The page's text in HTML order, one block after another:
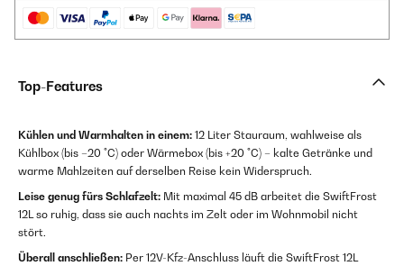
Top-Features
Kühlen und Warmhalten in einem: 12 Liter Stauraum, wahlweise als
Kühlbox (bis –20 °C) oder Wärmebox (bis +20 °C) – kalte Getränke und
warme Mahlzeiten auf derselben Reise kein Widerspruch.
Leise genug fürs Schlafzelt: Mit maximal 45 dB arbeitet die SwiftFrost
12L so ruhig, dass sie auch nachts im Zelt oder im Wohnmobil nicht
stört.
Überall anschließen: Per 12V-Kfz-Anschluss läuft die SwiftFrost 12L